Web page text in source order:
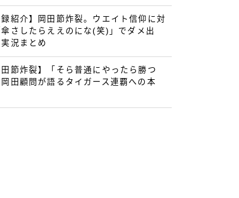
録紹介】岡田節炸裂。ウエイト信仰に対
傘さしたらええのにな(笑)」でダメ出
実況まとめ
田節炸裂】「そら普通にやったら勝つ
岡田顧問が語るタイガース連覇への本